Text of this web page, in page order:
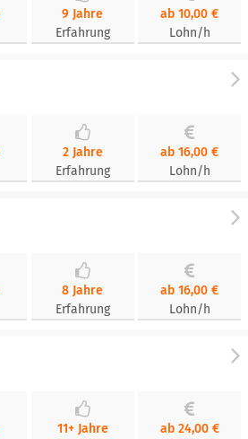
9 Jahre
Erfahrung
ab 10,00 €
Lohn/h
2 Jahre
Erfahrung
ab 16,00 €
Lohn/h
8 Jahre
Erfahrung
ab 16,00 €
Lohn/h
11+ Jahre
ab 24,00 €